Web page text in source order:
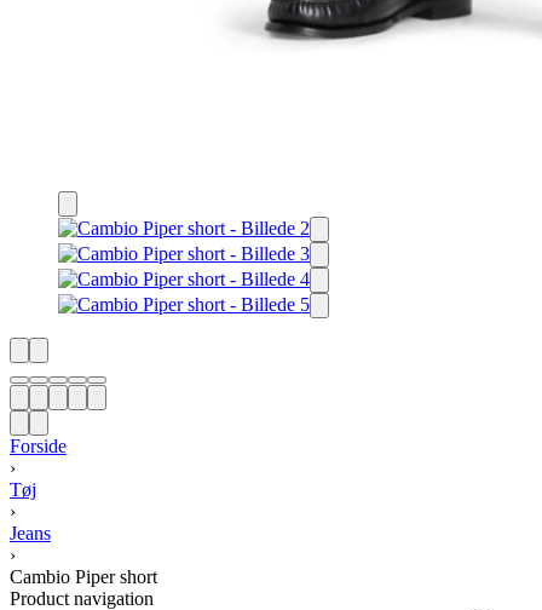
Forside
›
Tøj
›
Jeans
›
Cambio Piper short
Product navigation